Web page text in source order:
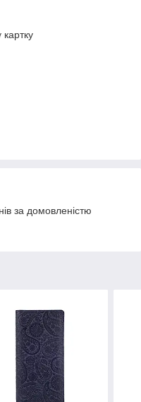
за домовленістю